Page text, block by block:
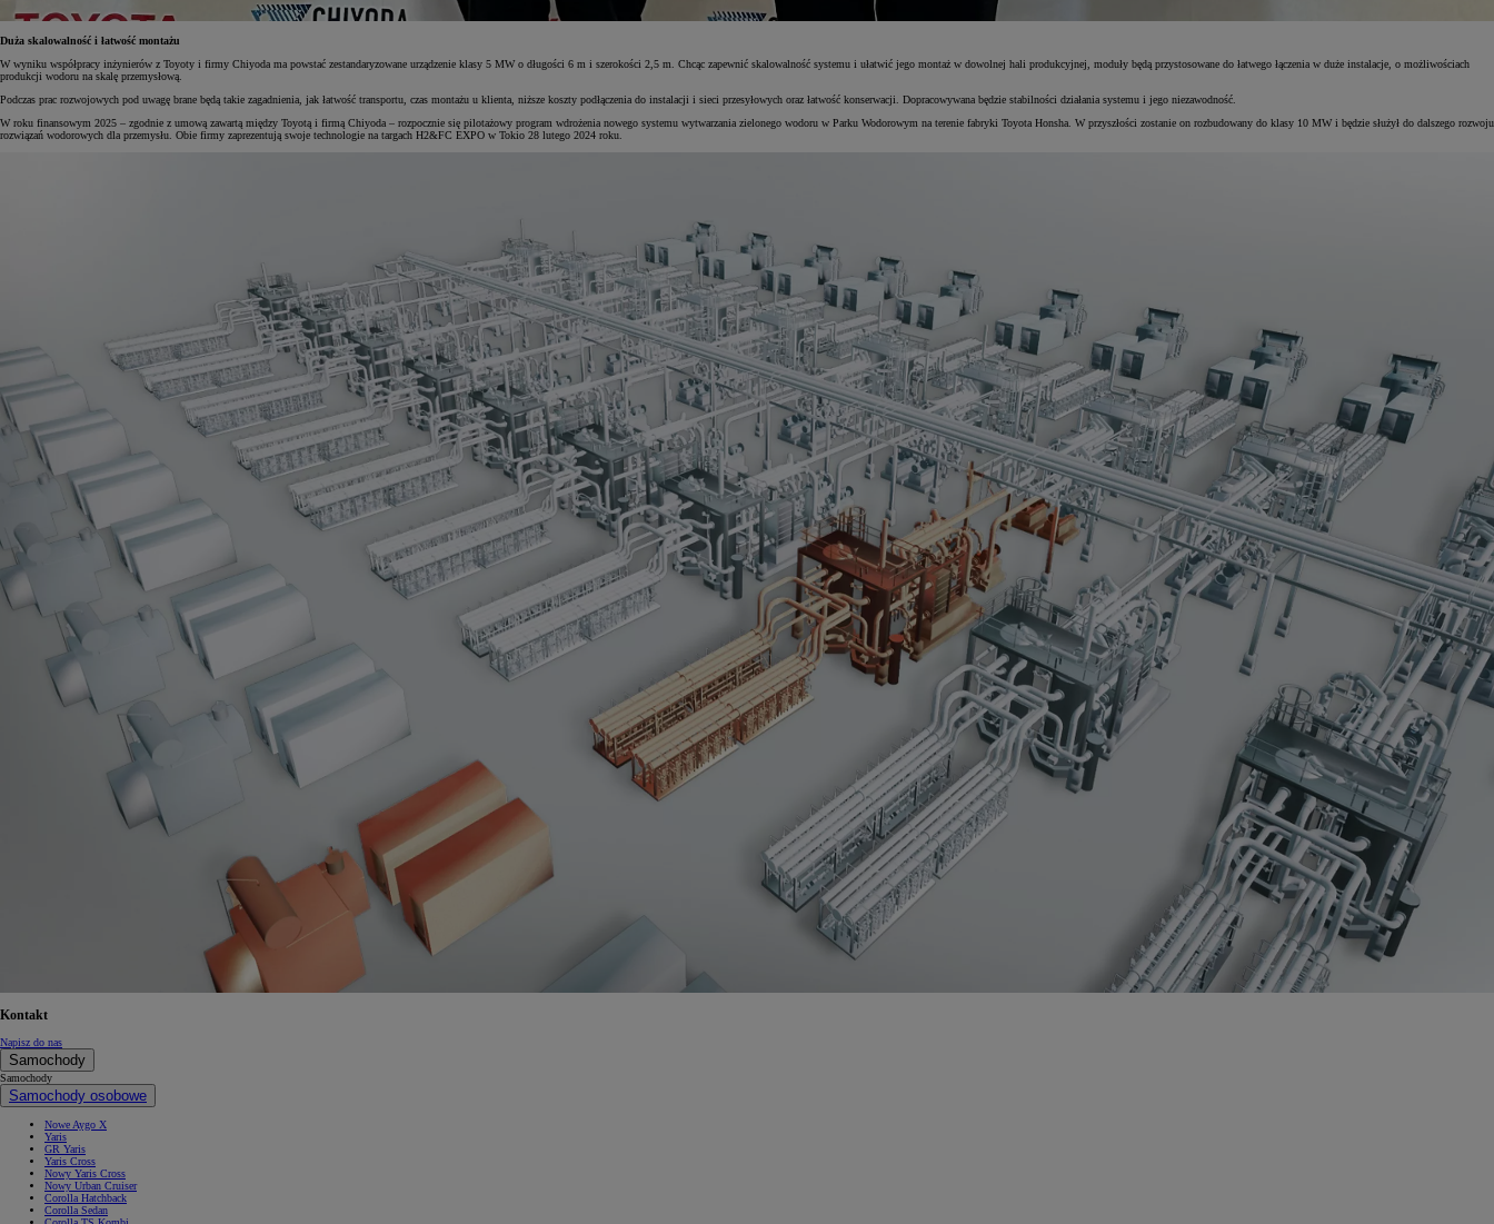
Duża skalowalność i łatwość montażu
W wyniku współpracy inżynierów z Toyoty i firmy Chiyoda ma powstać zestandaryzowane urządzenie klasy 5 MW o długości 6 m i szerokości 2,5 m. Chcąc zapewnić skalowalność systemu i ułatwić jego montaż w dowolnej hali produkcyjnej, moduły będą przystosowane do łatwego łączenia w duże instalacje, o możliwościach
produkcji wodoru na skalę przemysłową.
Podczas prac rozwojowych pod uwagę brane będą takie zagadnienia, jak łatwość transportu, czas montażu u klienta, niższe koszty podłączenia do instalacji i sieci przesyłowych oraz łatwość konserwacji. Dopracowywana będzie stabilności działania systemu i jego niezawodność.
W roku finansowym 2025 – zgodnie z umową zawartą między Toyotą i firmą Chiyoda – rozpocznie się pilotażowy program wdrożenia nowego systemu wytwarzania zielonego wodoru w Parku Wodorowym na terenie fabryki Toyota Honsha. W przyszłości zostanie on rozbudowany do klasy 10 MW i będzie służył do dalszego rozwoju
rozwiązań wodorowych dla przemysłu. Obie firmy zaprezentują swoje technologie na targach H2&FC EXPO w Tokio 28 lutego 2024 roku.
Kontakt
Napisz do nas
Samochody
Samochody
Samochody osobowe
Nowe Aygo X
Yaris
GR Yaris
Yaris Cross
Nowy Yaris Cross
Nowy Urban Cruiser
Corolla Hatchback
Corolla Sedan